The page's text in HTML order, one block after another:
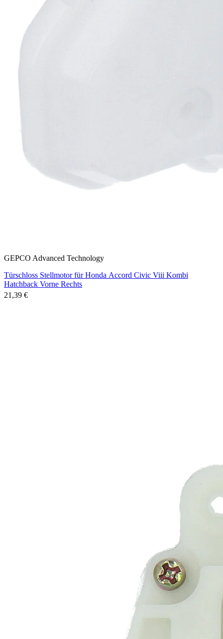
GEPCO Advanced Technology
Türschloss Stellmotor für Honda Accord Civic Viii Kombi
Hatchback Vorne Rechts
21,39 €